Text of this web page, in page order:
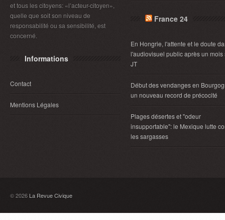
et tous les citoyens: «l’acteur-citoyen»,
quelle que soit son niveau de
responsabilité ou sa sensibilité, est
concerné.
Informations
Contact
Mentions Légales
France 24
En Hongrie, l'attente et le doute
l'audiovisuel public après un mois
JT
Début des vendanges en
un nouveau record de précocité
Plages désertes et "odeur
insupportable": le Mexique lutte
les sargasses
© 2026 La Revue Civique